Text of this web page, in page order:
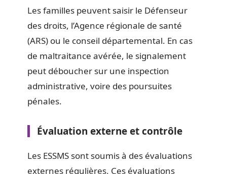
Les familles peuvent saisir le Défenseur
des droits, l’Agence régionale de santé
(ARS) ou le conseil départemental. En cas
de maltraitance avérée, le signalement
peut déboucher sur une inspection
administrative, voire des poursuites
pénales.
Évaluation externe et contrôle
Les ESSMS sont soumis à des évaluations
externes régulières. Ces évaluations